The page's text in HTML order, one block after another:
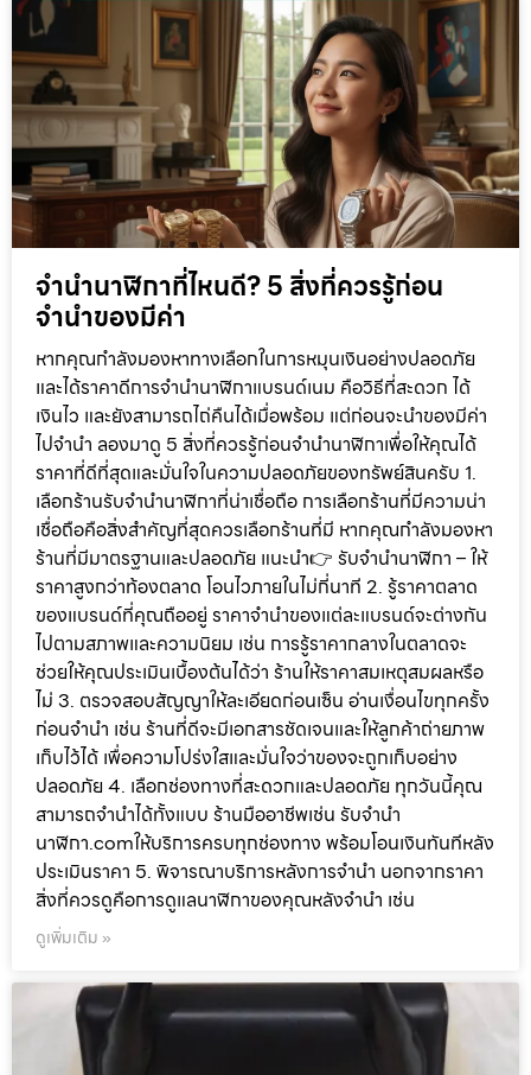
จำนำนาฬิกาที่ไหนดี? 5 สิ่งที่ควรรู้ก่อน
จำนำของมีค่า
หากคุณกำลังมองหาทางเลือกในการหมุนเงินอย่างปลอดภัย
และได้ราคาดีการจำนำนาฬิกาแบรนด์เนม คือวิธีที่สะดวก ได้
เงินไว และยังสามารถไถ่คืนได้เมื่อพร้อม แต่ก่อนจะนำของมีค่า
ไปจำนำ ลองมาดู 5 สิ่งที่ควรรู้ก่อนจำนำนาฬิกาเพื่อให้คุณได้
ราคาที่ดีที่สุดและมั่นใจในความปลอดภัยของทรัพย์สินครับ 1.
เลือกร้านรับจำนำนาฬิกาที่น่าเชื่อถือ การเลือกร้านที่มีความน่า
เชื่อถือคือสิ่งสำคัญที่สุดควรเลือกร้านที่มี หากคุณกำลังมองหา
ร้านที่มีมาตรฐานและปลอดภัย แนะนำ👉 รับจำนำนาฬิกา – ให้
ราคาสูงกว่าท้องตลาด โอนไวภายในไม่กี่นาที 2. รู้ราคาตลาด
ของแบรนด์ที่คุณถืออยู่ ราคาจำนำของแต่ละแบรนด์จะต่างกัน
ไปตามสภาพและความนิยม เช่น การรู้ราคากลางในตลาดจะ
ช่วยให้คุณประเมินเบื้องต้นได้ว่า ร้านให้ราคาสมเหตุสมผลหรือ
ไม่ 3. ตรวจสอบสัญญาให้ละเอียดก่อนเซ็น อ่านเงื่อนไขทุกครั้ง
ก่อนจำนำ เช่น ร้านที่ดีจะมีเอกสารชัดเจนและให้ลูกค้าถ่ายภาพ
เก็บไว้ได้ เพื่อความโปร่งใสและมั่นใจว่าของจะถูกเก็บอย่าง
ปลอดภัย 4. เลือกช่องทางที่สะดวกและปลอดภัย ทุกวันนี้คุณ
สามารถจำนำได้ทั้งแบบ ร้านมืออาชีพเช่น รับจำนำ
นาฬิกา.comให้บริการครบทุกช่องทาง พร้อมโอนเงินทันทีหลัง
ประเมินราคา 5. พิจารณาบริการหลังการจำนำ นอกจากราคา
สิ่งที่ควรดูคือการดูแลนาฬิกาของคุณหลังจำนำ เช่น
ดูเพิ่มเติม »